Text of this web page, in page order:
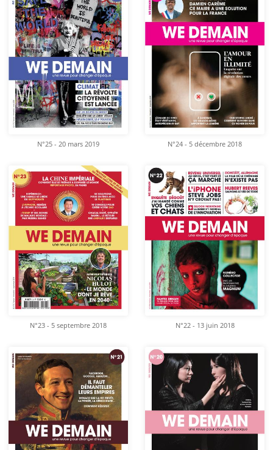
N°25 - 20 mars 2019 N°24 - 5 décembre 2018
N°23 - 5 septembre 2018 N°22 - 13 juin 2018